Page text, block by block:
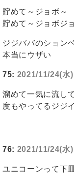
貯めて～ジョボ～
貯めて～ジョボジ
ジジババのション
本当にウザい
75: 2021/11/24(水
溜めて一気に流し
度もやってるジジ
76: 2021/11/24(
ユニコーンって下